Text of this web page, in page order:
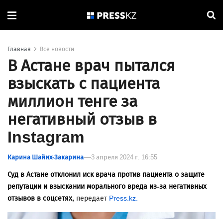
Главная Все новости
В Астане врач пытался
взыскать с пациента
миллион тенге за
негативный отзыв в
Instagram
Карина Шайих-Закарина 3 апреля 2024 г. 16:55
Суд в Астане отклонил иск врача против пациента о защите
репутации и взыскании морального вреда из-за негативных
отзывов в соцсетях, передает Press.kz.